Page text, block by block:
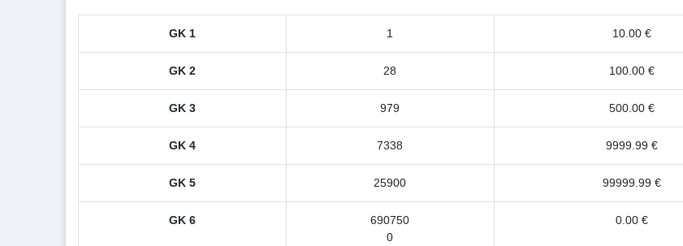
GK 1 1 10.00 €
GK 2 28 100.00 €
GK 3 979 500.00 €
GK 4 7338 9999.99 €
GK 5 25900 99999.99 €
GK 6
690750
0
0.00 €